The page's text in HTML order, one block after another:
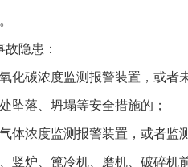
隐患：
化碳浓度监测报警装置，或者
坠落、坍塌等安全措施的；
体浓度监测报警装置，或者监
竖炉、篦冷机、磨机、破碎